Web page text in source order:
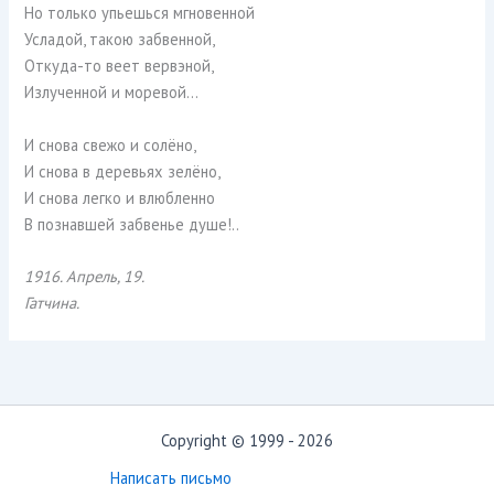
Но только упьешься мгновенной
Усладой, такою забвенной,
Откуда-то веет вервэной,
Излученной и моревой…
И снова свежо и солёно,
И снова в деревьях зелёно,
И снова легко и влюбленно
В познавшей забвенье душе!..
1916. Апрель, 19.
Гатчина.
Copyright © 1999 - 2026
Написать письмо